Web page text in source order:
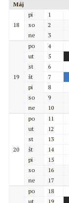
Máj
18
pi
1
so
2
ne
3
19
po
4
ut
5
st
6
št
7
pi
8
so
9
ne
10
20
po
11
ut
12
st
13
št
14
pi
15
so
16
ne
17
po
18
ut
19